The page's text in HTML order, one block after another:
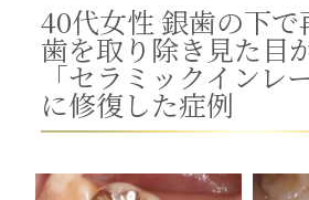
40代女性 銀歯の下で
歯を取り除き見た目
「セラミックインレ
に修復した症例